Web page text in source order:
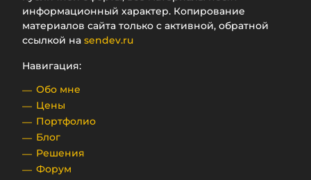
информационный характер. Копирование
материалов сайта только с активной, обратной
ссылкой на sendev.ru
Навигация:
Обо мне
Цены
Портфолио
Блог
Решения
Форум